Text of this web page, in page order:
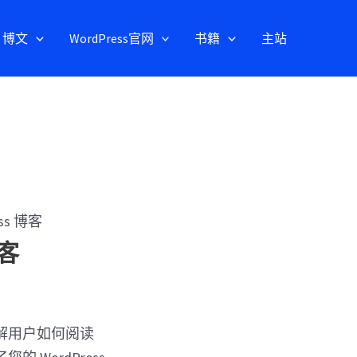
博文 WordPress官网 书籍 主站
博客
用户如何阅读